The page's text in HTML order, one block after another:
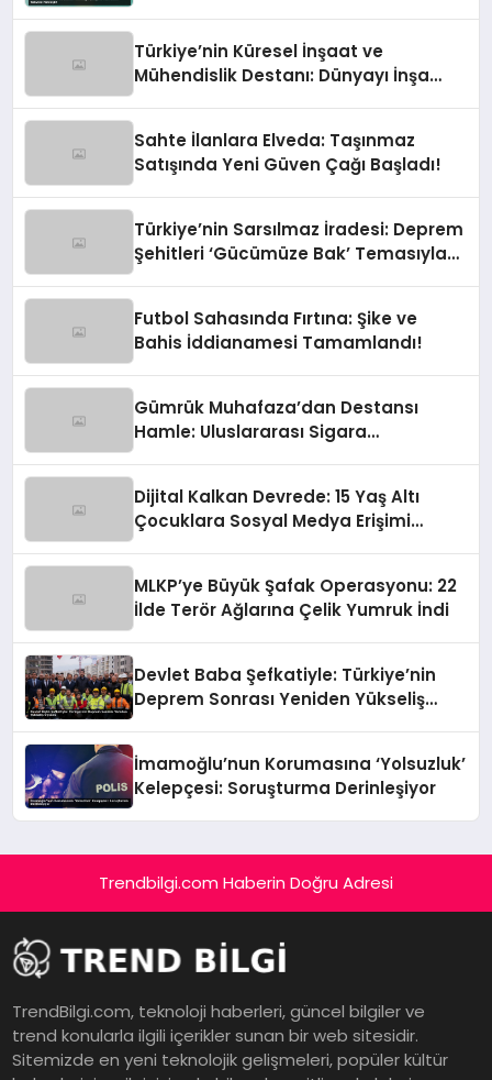
Türkiye’nin Küresel İnşaat ve
Mühendislik Destanı: Dünyayı İnşa
Sahte İlanlara Elveda: Taşınmaz
Satışında Yeni Güven Çağı Başladı!
Türkiye’nin Sarsılmaz İradesi: Deprem
Şehitleri ‘Gücümüze Bak’ Temasıyla
Futbol Sahasında Fırtına: Şike ve
Bahis İddianamesi Tamamlandı!
Gümrük Muhafaza’dan Destansı
Hamle: Uluslararası Sigara
Dijital Kalkan Devrede: 15 Yaş Altı
Çocuklara Sosyal Medya Erişimi
MLKP’ye Büyük Şafak Operasyonu: 22
İlde Terör Ağlarına Çelik Yumruk İndi
Devlet Baba Şefkatiyle: Türkiye’nin
Deprem Sonrası Yeniden Yükseliş
İmamoğlu’nun Korumasına ‘Yolsuzluk’
Kelepçesi: Soruşturma Derinleşiyor
Trendbilgi.com Haberin Doğru Adresi
TrendBilgi.com, teknoloji haberleri, güncel bilgiler ve
trend konularla ilgili içerikler sunan bir web sitesidir.
Sitemizde en yeni teknolojik gelişmeleri, popüler kültür